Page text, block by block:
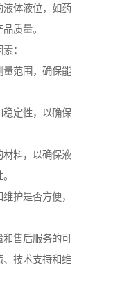
液体液位，如药
质量。
：
量范围，确保能
稳定性，以确保
材料，以确保液
护是否方便，
售后服务的可
、技术支持和维